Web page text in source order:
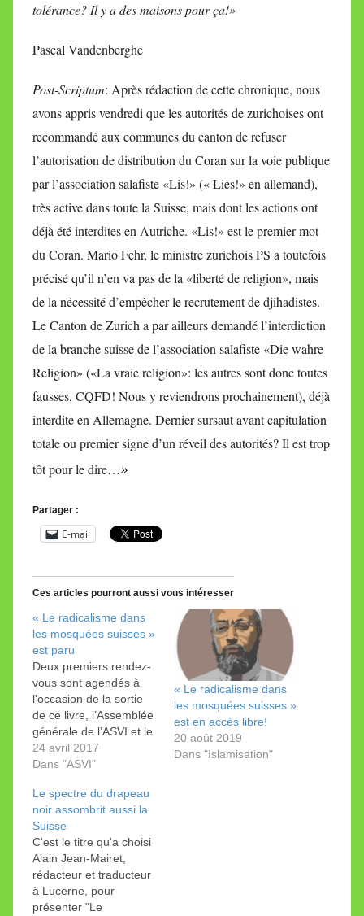
tolérance? Il y a des maisons pour ça!»
Pascal Vandenberghe
Post-Scriptum: Après rédaction de cette chronique, nous
avons appris vendredi que les autorités de zurichoises ont
recommandé aux communes du canton de refuser
l’autorisation de distribution du Coran sur la voie publique
par l’association salafiste «Lis!» (« Lies!» en allemand),
très active dans toute la Suisse, mais dont les actions ont
déjà été interdites en Autriche. «Lis!» est le premier mot
du Coran. Mario Fehr, le ministre zurichois PS a toutefois
précisé qu’il n’en va pas de la «liberté de religion», mais
de la nécessité d’empêcher le recrutement de djihadistes.
Le Canton de Zurich a par ailleurs demandé l’interdiction
de la branche suisse de l’association salafiste «Die wahre
Religion» («La vraie religion»: les autres sont donc toutes
fausses, CQFD! Nous y reviendrons prochainement), déjà
interdite en Allemagne. Dernier sursaut avant capitulation
totale ou premier signe d’un réveil des autorités? Il est trop
tôt pour le dire…»
Partager :
E-mail
Ces articles pourront aussi vous intéresser
« Le radicalisme dans
les mosquées suisses »
est paru
Deux premiers rendez-
vous sont agendés à
l'occasion de la sortie
de ce livre, l’Assemblée
générale de l’ASVI et le
Salon du Livre. La
présidente que je suis
présenter en primeur
son nouvel opus aux
participants de
l’Assemblée générale
de l’Association suisse
vigilance islam (ASVI).
…
24 avril 2017
Dans "ASVI"
« Le radicalisme dans
les mosquées suisses »
est en accès libre!
20 août 2019
Dans "Islamisation"
Le spectre du drapeau
noir assombrit aussi la
Suisse
C'est le titre qu'a choisi
Alain Jean-Mairet,
rédacteur et traducteur
à Lucerne, pour
présenter "Le